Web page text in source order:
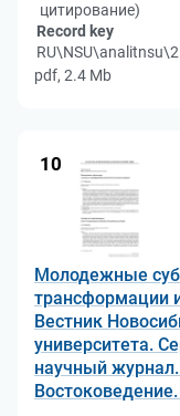
цитирование)
Record key
pdf, 2.4 Mb
10
Молодежные
трансформации
Вестник
университета.
научный